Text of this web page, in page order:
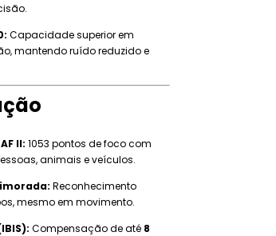
Capacidade superior em
mantendo ruído reduzido e
II: 1053 pontos de foco com
animais e veículos.
Reconhecimento
mesmo em movimento.
Compensação de até 8